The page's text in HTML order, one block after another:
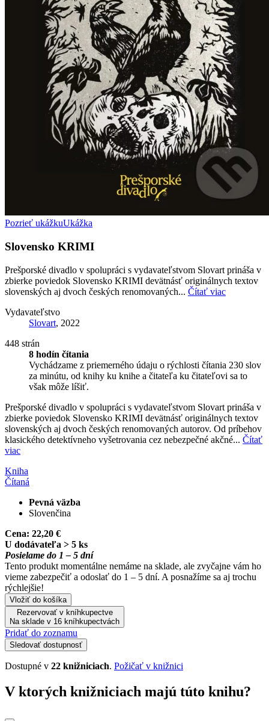
Pozrieť ukážkuUkážka
Slovensko KRIMI
Prešporské divadlo v spolupráci s vydavateľstvom Slovart prináša v
zbierke poviedok Slovensko KRIMI devätnásť originálnych textov
slovenských aj dvoch českých renomovaných... Čítať viac
Vydavateľstvo
Slovart, 2022
448 strán
8 hodín čítania
Vychádzame z priemerného údaju o rýchlosti čítania 230 slov
za minútu, od knihy ku knihe a čitateľa ku čitateľovi sa to
však môže líšiť.
Prešporské divadlo v spolupráci s vydavateľstvom Slovart prináša v
zbierke poviedok Slovensko KRIMI devätnásť originálnych textov
slovenských aj dvoch českých renomovaných autorov. Od príbehov
klasického detektívneho vyšetrovania cez nebezpečné akčné... Čítať
viac
Kniha
Čítaná
Pevná väzba
Slovenčina
Cena: 22,20 €
U dodávateľa > 5 ks
Posielame do 1 – 5 dní
Tento produkt momentálne nemáme na sklade, ale zvyčajne vám ho
vieme zabezpečiť a odoslať do 1 – 5 dní. A posnažíme sa aj trochu
rýchlejšie!
Vložiť do košíka
Rezervovať v kníhkupectve
Na sklade v 16 kníhkupectvách
Pridať do zoznamu
Sledovať dostupnosť
Dostupné v 22 knižniciach. Požičať v knižnici
V ktorých knižniciach majú túto knihu?